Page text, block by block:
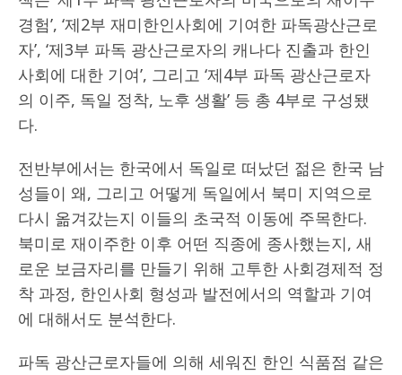
경험’, ‘제2부 재미한인사회에 기여한 파독광산근로
자’, ‘제3부 파독 광산근로자의 캐나다 진출과 한인
사회에 대한 기여’, 그리고 ‘제4부 파독 광산근로자
의 이주, 독일 정착, 노후 생활’ 등 총 4부로 구성됐
다.
전반부에서는 한국에서 독일로 떠났던 젊은 한국 남
성들이 왜, 그리고 어떻게 독일에서 북미 지역으로
다시 옮겨갔는지 이들의 초국적 이동에 주목한다.
북미로 재이주한 이후 어떤 직종에 종사했는지, 새
로운 보금자리를 만들기 위해 고투한 사회경제적 정
착 과정, 한인사회 형성과 발전에서의 역할과 기여
에 대해서도 분석한다.
파독 광산근로자들에 의해 세워진 한인 식품점 같은